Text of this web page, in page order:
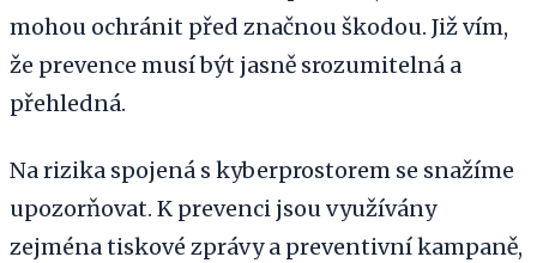
mohou ochránit před značnou škodou. Již vím,
že prevence musí být jasně srozumitelná a
přehledná.
Na rizika spojená s kyberprostorem se snažíme
upozorňovat. K prevenci jsou využívány
zejména tiskové zprávy a preventivní kampaně,